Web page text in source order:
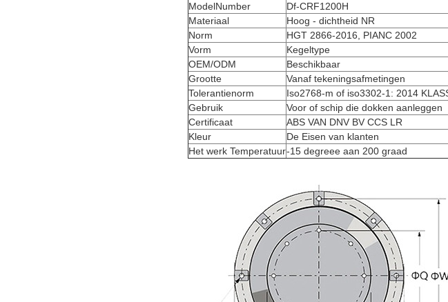
ModelNumber
Df-CRF1200H
Materiaal
Hoog - dichtheid NR
Norm
HGT 2866-2016, PIANC 2002
Vorm
Kegeltype
OEM/ODM
Beschikbaar
Grootte
Vanaf tekeningsafmetingen
Tolerantienorm
Iso2768-m of iso3302-1: 2014
Gebruik
Voor of schip die dokken aanleggen
Certificaat
ABS VAN DNV BV CCS LR
Kleur
De Eisen van klanten
Het werk Temperatuur-15 degreee aan 200 graad